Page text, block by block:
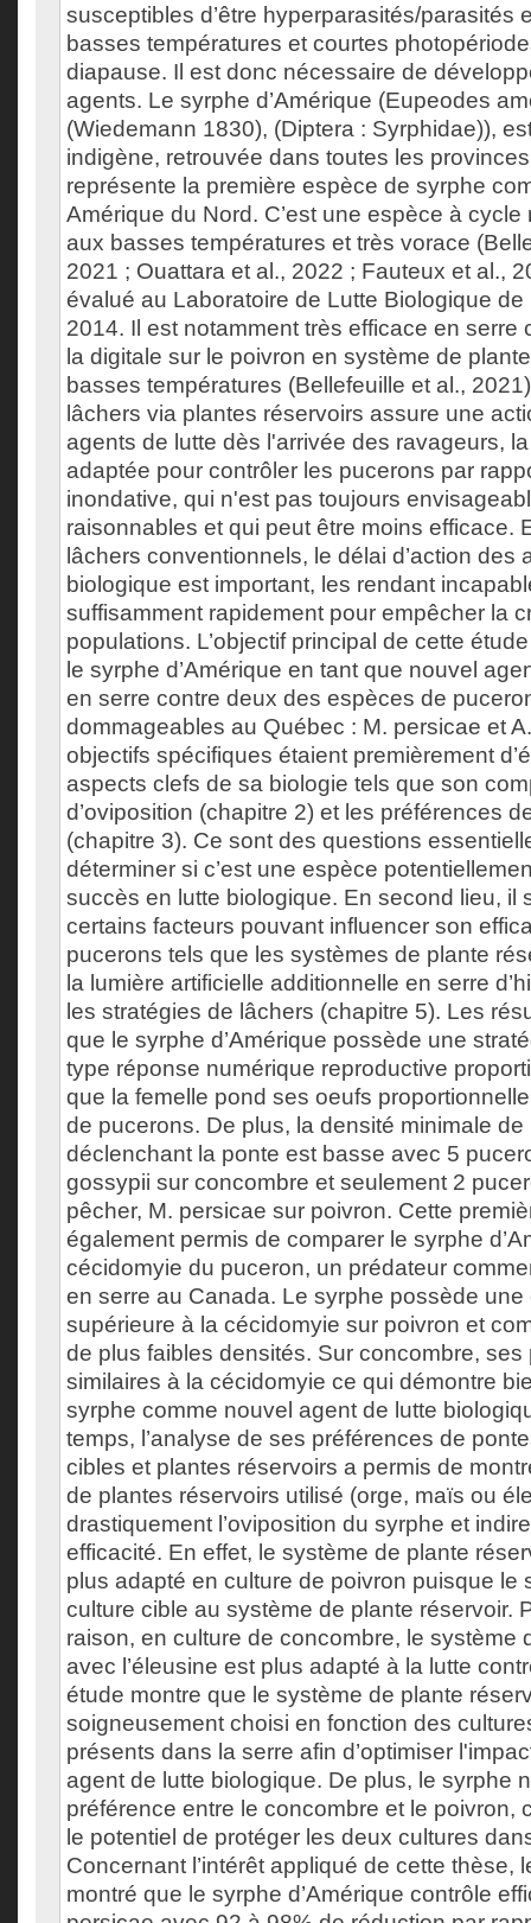
susceptibles d’être hyperparasités/parasités
basses températures et courtes
diapause. Il est donc nécessaire de
agents. Le syrphe d’Amérique (Eupeodes
(Wiedemann 1830), (Diptera : Syrphidae)),
indigène, retrouvée dans toutes les
représente la première espèce de syrphe
Amérique du Nord. C’est une espèce à cycle
aux basses températures et très vorace
2021 ; Ouattara et al., 2022 ; Fauteux et al.,
évalué au Laboratoire de Lutte Biologique de
2014. Il est notamment très efficace en serre
la digitale sur le poivron en système de
basses températures (Bellefeuille et al.,
lâchers via plantes réservoirs assure une
agents de lutte dès l'arrivée des ravageurs,
adaptée pour contrôler les pucerons par
inondative, qui n'est pas toujours
raisonnables et qui peut être moins efficace.
lâchers conventionnels, le délai d’action des
biologique est important, les rendant
suffisamment rapidement pour empêcher la
populations. L’objectif principal de cette
le syrphe d’Amérique en tant que nouvel
en serre contre deux des espèces de
dommageables au Québec : M. persicae et
objectifs spécifiques étaient premièrement
aspects clefs de sa biologie tels que son
d’oviposition (chapitre 2) et les préférences
(chapitre 3). Ce sont des questions
déterminer si c’est une espèce
succès en lutte biologique. En second lieu, il
certains facteurs pouvant influencer son
pucerons tels que les systèmes de plante
la lumière artificielle additionnelle en serre
les stratégies de lâchers (chapitre 5). Les
que le syrphe d’Amérique possède une
type réponse numérique reproductive
que la femelle pond ses oeufs
de pucerons. De plus, la densité minimale
déclenchant la ponte est basse avec 5
gossypii sur concombre et seulement 2
pêcher, M. persicae sur poivron. Cette
également permis de comparer le syrphe
cécidomyie du puceron, un prédateur
en serre au Canada. Le syrphe possède
supérieure à la cécidomyie sur poivron et
de plus faibles densités. Sur concombre,
similaires à la cécidomyie ce qui démontre
syrphe comme nouvel agent de lutte
temps, l’analyse de ses préférences de
cibles et plantes réservoirs a permis de
de plantes réservoirs utilisé (orge, maïs ou
drastiquement l’oviposition du syrphe et
efficacité. En effet, le système de plante
plus adapté en culture de poivron puisque le
culture cible au système de plante réservoir.
raison, en culture de concombre, le système
avec l’éleusine est plus adapté à la lutte
étude montre que le système de plante
soigneusement choisi en fonction des
présents dans la serre afin d’optimiser
agent de lutte biologique. De plus, le syrphe
préférence entre le concombre et le poivron,
le potentiel de protéger les deux cultures
Concernant l’intérêt appliqué de cette thèse,
montré que le syrphe d’Amérique contrôle